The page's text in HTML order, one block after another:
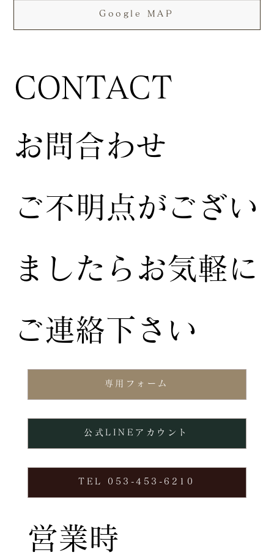
専用フォーム
TEL 053-453-6210
公式LINEアカウント
お問合わせ
ご不明点がござい
ましたらお気軽に
ご連絡下さい
営業時
Google MAP
CONTACT